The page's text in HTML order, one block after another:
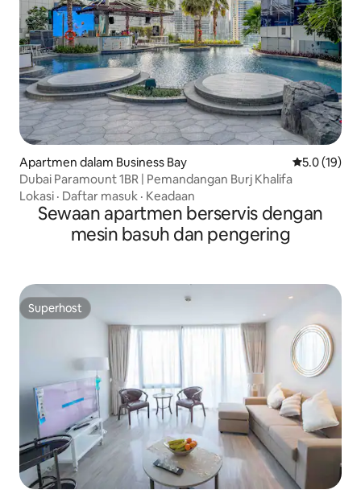
Apartmen dalam Business Bay Penarafan
5.0 (19)
Dubai Paramount 1BR | Pemandangan Burj Khalifa
Lokasi · Daftar masuk · Keadaan
Sewaan apartmen berservis dengan
mesin basuh dan pengering
Superhost
Superhost